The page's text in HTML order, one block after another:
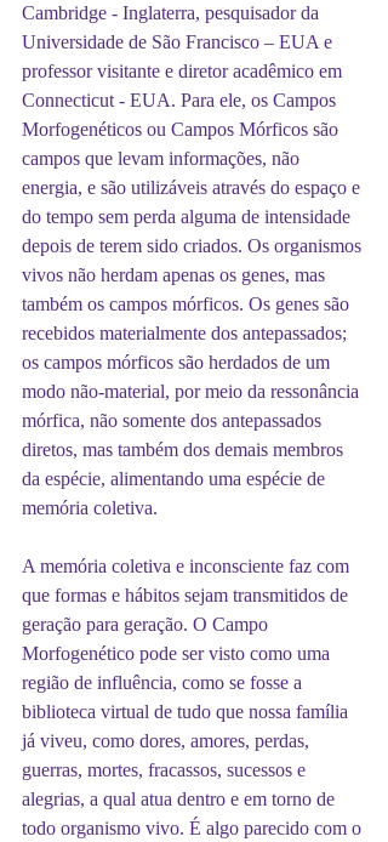
Cambridge - Inglaterra, pesquisador da
Universidade de São Francisco – EUA e
professor visitante e diretor acadêmico em
Connecticut - EUA. Para ele, os Campos
Morfogenéticos ou Campos Mórficos são
campos que levam informações, não
energia, e são utilizáveis através do espaço e
do tempo sem perda alguma de intensidade
depois de terem sido criados. Os organismos
vivos não herdam apenas os genes, mas
também os campos mórficos. Os genes são
recebidos materialmente dos antepassados;
os campos mórficos são herdados de um
modo não-material, por meio da ressonância
mórfica, não somente dos antepassados
diretos, mas também dos demais membros
da espécie, alimentando uma espécie de
memória coletiva.
A memória coletiva e inconsciente faz com
que formas e hábitos sejam transmitidos de
geração para geração. O Campo
Morfogenético pode ser visto como uma
região de influência, como se fosse a
biblioteca virtual de tudo que nossa família
já viveu, como dores, amores, perdas,
guerras, mortes, fracassos, sucessos e
alegrias, a qual atua dentro e em torno de
todo organismo vivo. É algo parecido com o